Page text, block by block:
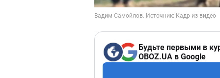
Будьте первыми в
OBOZ.UA в Google